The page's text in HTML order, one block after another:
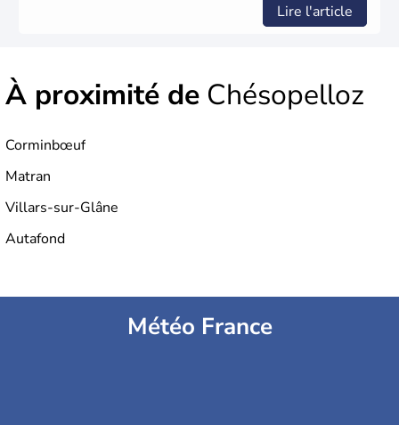
Lire l'article
À proximité de Chésopelloz
Corminbœuf
Matran
Villars-sur-Glâne
Autafond
Météo France